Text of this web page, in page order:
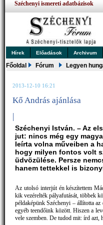
Széchenyi ismereti adatbázisok
Hírek Előadások Archivum
Főoldal Fórum Legyen
2013-12-10 16:21
Kő András ajánlása
|
Széchenyi István. – Az
jut: nincs még egy
leírta volna műveiben a
hogy milyen fontos volt
üdvözülése. Persze
hanem tettekkel is
Az utolsó interjút én készítettem
kik vezérelték pályafutását, többek
példaképünk Széchenyi – állította
egyéb teendőink között. Hiszen a
vele szemben. De tudod mit: írd